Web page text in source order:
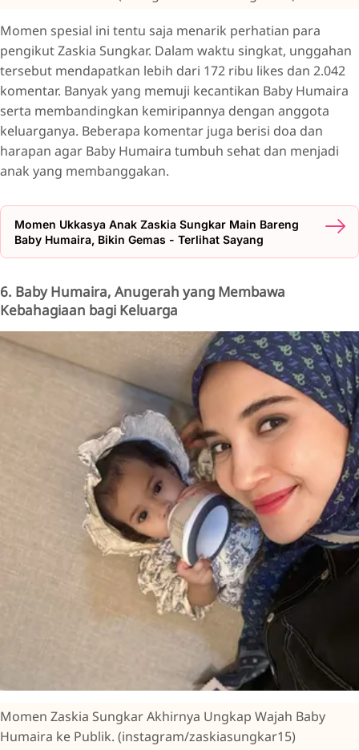
Momen spesial ini tentu saja menarik perhatian para
pengikut Zaskia Sungkar. Dalam waktu singkat, unggahan
tersebut mendapatkan lebih dari 172 ribu likes dan 2.042
komentar. Banyak yang memuji kecantikan Baby Humaira
serta membandingkan kemiripannya dengan anggota
keluarganya. Beberapa komentar juga berisi doa dan
harapan agar Baby Humaira tumbuh sehat dan menjadi
anak yang membanggakan.
Momen Ukkasya Anak Zaskia Sungkar Main Bareng
Baby Humaira, Bikin Gemas - Terlihat Sayang
6. Baby Humaira, Anugerah yang Membawa
Kebahagiaan bagi Keluarga
Momen Zaskia Sungkar Akhirnya Ungkap Wajah Baby
Humaira ke Publik. (instagram/zaskiasungkar15)